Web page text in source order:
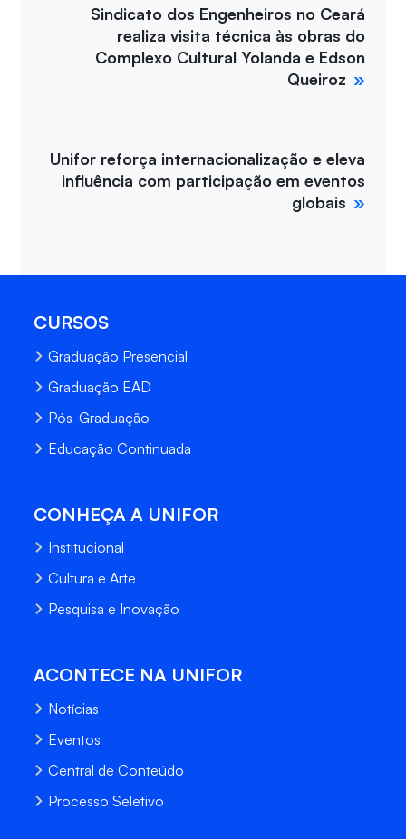
Sindicato dos Engenheiros no Ceará
realiza visita técnica às obras do
Complexo Cultural Yolanda e Edson
Queiroz
Unifor reforça internacionalização e eleva
influência com participação em eventos
globais
CURSOS
Graduação Presencial
Graduação EAD
Pós-Graduação
Educação Continuada
CONHEÇA A UNIFOR
Institucional
Cultura e Arte
Pesquisa e Inovação
ACONTECE NA UNIFOR
Notícias
Eventos
Central de Conteúdo
Processo Seletivo